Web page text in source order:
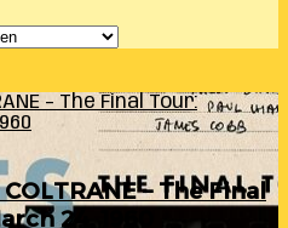
– The Final Tour:
– The Final
24, 1960